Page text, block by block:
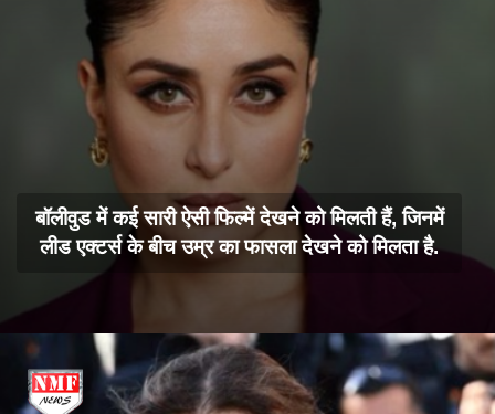
बॉलीवुड में कई सारी ऐसी फिल्में देखने को मिलती हैं, जिनमें
लीड एक्टर्स के बीच उम्र का फासला देखने को मिलता है.